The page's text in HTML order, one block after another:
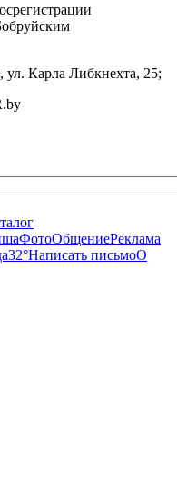
ул. Карла Либкнехта, 25;
ФотоОбщениеРеклама
32°Написать письмоО